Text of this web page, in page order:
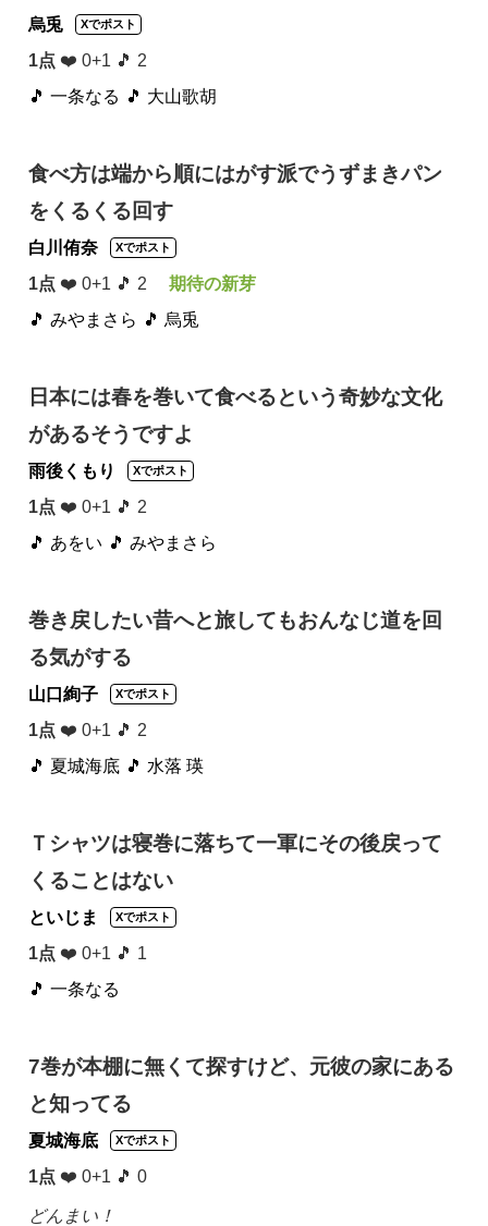
烏兎 Xでポスト
1点 ❤️ 0+1 🎵 2
🎵 一条なる 🎵 大山歌胡
食べ方は端から順にはがす派でうずまきパン
をくるくる回す
白川侑奈 Xでポスト
1点 ❤️ 0+1 🎵 2
期待の新芽
🎵 みやまさら 🎵 烏兎
日本には春を巻いて食べるという奇妙な文化
があるそうですよ
雨後くもり Xでポスト
1点 ❤️ 0+1 🎵 2
🎵 あをい 🎵 みやまさら
巻き戻したい昔へと旅してもおんなじ道を回
る気がする
山口絢子 Xでポスト
1点 ❤️ 0+1 🎵 2
🎵 夏城海底 🎵 水落 瑛
Ｔシャツは寝巻に落ちて一軍にその後戻って
くることはない
といじま Xでポスト
1点 ❤️ 0+1 🎵 1
🎵 一条なる
7巻が本棚に無くて探すけど、元彼の家にある
と知ってる
夏城海底 Xでポスト
1点 ❤️ 0+1 🎵 0
どんまい！